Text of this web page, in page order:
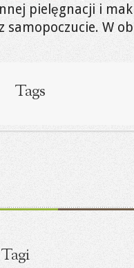
pielęgnacji i
samopoczucie. W
Tags
Tagi